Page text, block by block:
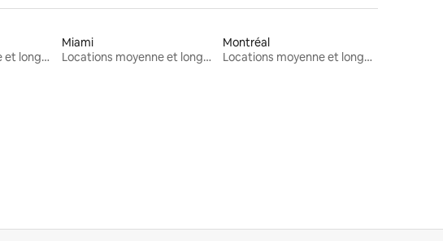
Locations moyenne et longue durée
Miami
Locations moyenne et longue durée
Montréal
Locations moyenne et longue durée